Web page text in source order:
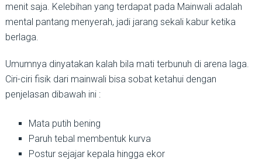
menit saja. Kelebihan yang terdapat pada Mainwali adalah
mental pantang menyerah, jadi jarang sekali kabur ketika
berlaga.
Umumnya dinyatakan kalah bila mati terbunuh di arena laga.
Ciri-ciri fisik dari mainwali bisa sobat ketahui dengan
penjelasan dibawah ini :
Mata putih bening
Paruh tebal membentuk kurva
Postur sejajar kepala hingga ekor